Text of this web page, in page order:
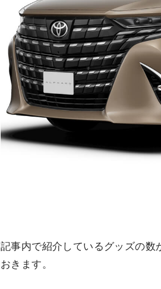
記事内で紹介しているグッズの
おきます。